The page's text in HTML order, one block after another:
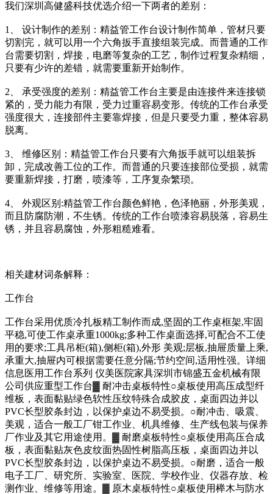
我们深圳高健盛科技优选介绍一下两者的差别：
1、 设计制作的差别：精益管工作台设计制作简单，管材只要
切割完，就可以用一个六角扳手直接组装完成。而普通的工作
台需要切割，焊接，电磨等复杂的工艺，制作过程复杂精细，
只要有少许的差错，就需要重新开始制作。
2、 承受强度的差别：精益管工作台主要是由连接件来连接锁
紧的，受力能力有限，受力过重容易变形。传统的工作台承受
强度很大，连接部件主要靠焊接，但是只要受力重，整体容易
脱离。
3、 维修区别：精益管工作台只要有六角扳手就可以组装拆
卸，完成改善工位的工作。而普通的只要连接部位受损，就需
要重新焊接，打磨，喷漆等，工序复杂繁琐。
4、 外观区别:精益管工作台颜色鲜艳，色泽艳丽，外形美观，
而且防腐防潮，不生锈。传统的工作台喷漆容易脱落，容易生
锈，并且容易腐蚀，外形粗糙难看。
相关建材词条解释：
工作台
工作台采用优质冷扎板精工制作而成,坚固的工作桌框架,牢固
平稳,可使工作桌承重1000kg;多种工作桌面选择,可配合不工使
用的要求;工具吊柜(箱),侧柜(箱),外形 美观;层板,抽屉质量上乘,
承重大,抽屉内可根据需要任意分隔;节约空间,适用性强。详细
信息医用工作台系列 仪美医院家具深圳市锦盛五金机械有限
公司供应重型工作台▓ 耐冲击桌板特性○桌板使用高压成型纤
维板，表面黏贴绿色软性压纹特殊合成胶皮，桌面四边并以
PVC长型胶条封边，以保护桌边不易受损。○耐冲击、吸震、
美观，适合一般工厂钳工作业、机具维修、生产线包装与保养
厂作业及其它用途使用。▓ 耐磨桌板特性○桌板使用高压合成
板，表面黏贴灰色皮纹面热固性树脂高压板，桌面四边并以
PVC长型胶条封边，以保护桌边不易受损。○耐磨，适合一般
电子工厂、研究所、实验室、医院、学校作业、仪器存放、检
测作业、维修等用途。▓ 原木桌板特性○桌板使用榉木与防水